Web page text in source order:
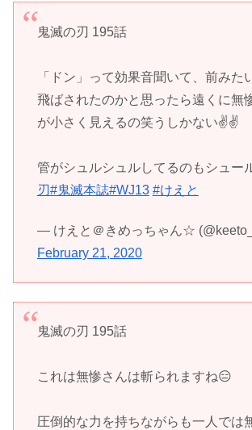
鬼滅の刃 195話
「ドン」って効果音聞いて、前みた
飛ばされたのかと思ったら遠くに無
が小さく見えるの笑うしかない✌️✌️
管がシュルシュルしてるのもシュー
刃#鬼滅本誌#WJ13 #けえと
— けえと＠きめっちゃん☆
February 21, 2020
鬼滅の刃 195話
これは無惨さんは斬られますね😑
圧倒的な力を持ちながらも一人では